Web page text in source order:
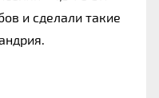
и сделали такие